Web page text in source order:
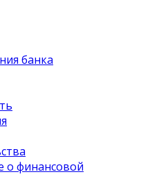
банка
о финансовой